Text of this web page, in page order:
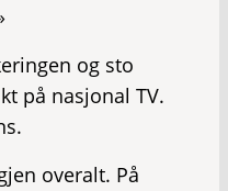
og sto
på nasjonal TV.
overalt. På